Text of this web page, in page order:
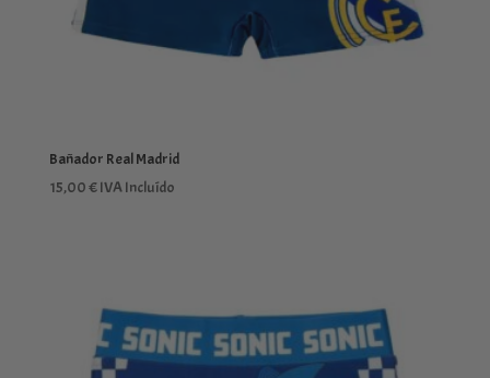
Bañador Real Madrid
15,00€IVA Incluído